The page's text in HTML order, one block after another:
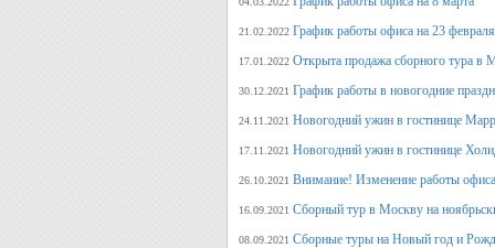
21.02.2022 График работы офиса на 23 февраля
17.01.2022 Открыта продажа сборного тура в
30.12.2021 График работы в новогодние
24.11.2021 Новогодний ужин в гостинице
17.11.2021 Новогодний ужин в гостинице
26.10.2021 Внимание! Изменение работы
16.09.2021 Сборный тур в Москву на
08.09.2021 Сборные туры на Новый год и